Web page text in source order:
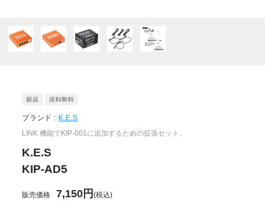
ブランド : K.E.S
LINK 機能でKIP-001に追加するための拡張セット。
K.E.S
KIP-AD5
販売価格 7,150円(税込)